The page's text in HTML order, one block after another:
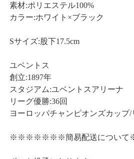
素材:ポリエステル100%
カラー:ホワイト×ブラック
Sサイズ:股下17.5cm
ユベントス
創立:1897年
スタジアム:ユベントスアリーナ
リーグ優勝:36回
ヨーロッパチャンピオンズカップ/
※※※※※※※簡易配送につい